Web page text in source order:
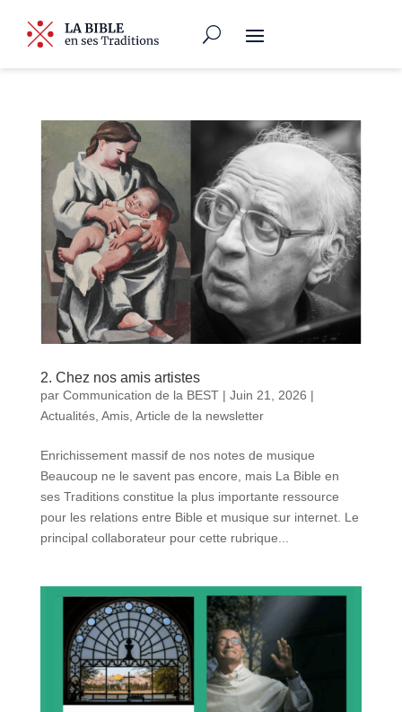
2. Chez nos amis artistes
par Communication de la BEST| Juin 21, 2026 |
Actualités, Amis, Article de la newsletter
Enrichissement massif de nos notes de musique
Beaucoup ne le savent pas encore, mais La Bible en
ses Traditions constitue la plus importante ressource
pour les relations entre Bible et musique sur internet. Le
principal collaborateur pour cette rubrique...